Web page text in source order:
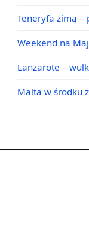
Teneryfa zimą
Weekend na
Lanzarote –
Malta w środku